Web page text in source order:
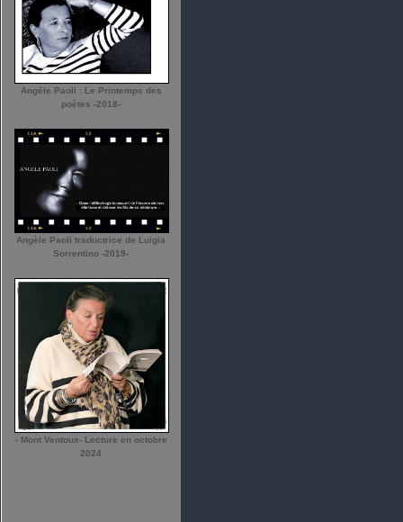
Angèle Paoli : Le Printemps des
poètes -2018-
Angèle Paoli traductrice de Luigia
Sorrentino -2019-
- Mont Ventoux- Lecture en octobre
2024